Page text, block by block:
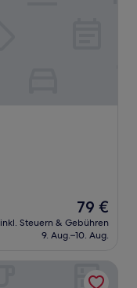
Der
Preis
beträgt
79 €
inkl. Steuern & Gebühren
9. Aug.–10. Aug.